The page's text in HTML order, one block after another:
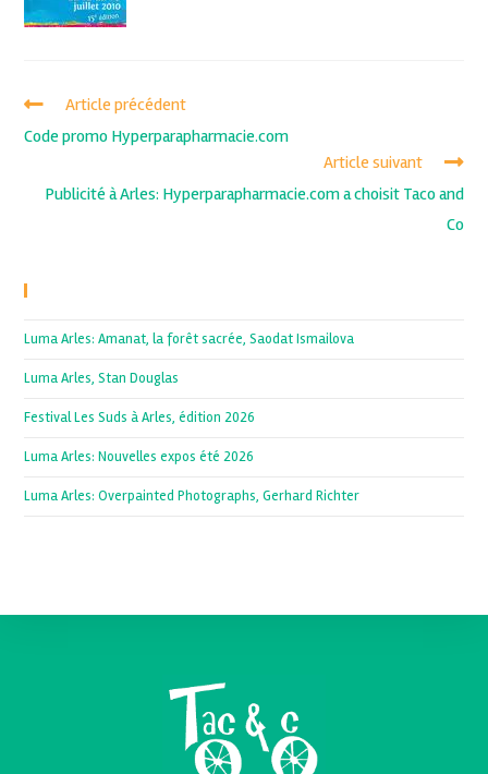
Article précédent
Code promo Hyperparapharmacie.com
Article suivant
Publicité à Arles: Hyperparapharmacie.com a choisit Taco and
Co
Luma Arles: Amanat, la forêt sacrée, Saodat Ismailova
Luma Arles, Stan Douglas
Festival Les Suds à Arles, édition 2026
Luma Arles: Nouvelles expos été 2026
Luma Arles: Overpainted Photographs, Gerhard Richter